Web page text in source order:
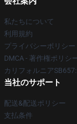
私たちについて
利用規約
プライバシーポリシー
DMCA - 著作権ポリシ
カリフォルニア
当社のサポート
配送&配送ポリシー
支払条件